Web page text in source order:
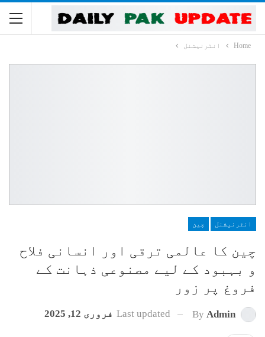
Home انٹرنیشنل
انٹرنیشنل چین
چین کا عالمی ترقی اور انسانی فلاح
و بہبود کے لیے مصنوعی ذہانت کے
فروغ پر زور
By Admin
Last updated فروری 12, 2025